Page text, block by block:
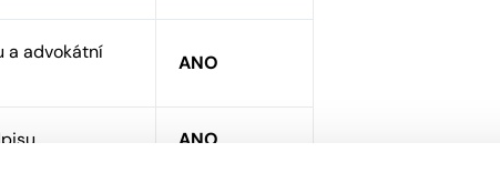
a advokátní
ANO
ANO